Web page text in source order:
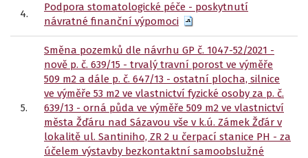
4.
Podpora stomatologické péče - poskytnutí
návratné finanční výpomoci
5.
Směna pozemků dle návrhu GP č. 1047-52/2021 -
nově p. č. 639/15 - trvalý travní porost ve výměře
509 m2 a dále p. č. 647/13 - ostatní plocha, silnice
ve výměře 53 m2 ve vlastnictví fyzické osoby za p. č.
639/13 - orná půda ve výměře 509 m2 ve vlastnictví
města Žďáru nad Sázavou vše v k.ú. Zámek Žďár v
lokalitě ul. Santiniho, ZR 2 u čerpací stanice PH - za
účelem výstavby bezkontaktní samoobslužné